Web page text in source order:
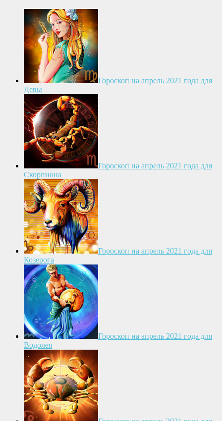
Гороскоп на апрель 2021 года для
Девы
Гороскоп на апрель 2021 года для
Скорпиона
Гороскоп на апрель 2021 года для
Козерога
Гороскоп на апрель 2021 года для
Водолея